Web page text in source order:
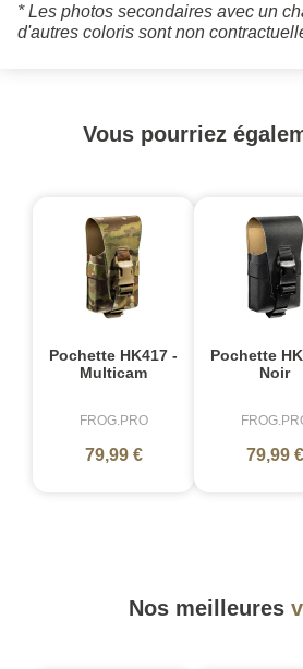
* Les photos secondaires avec un
d'autres coloris sont non
Vous pourriez
Pochette HK417 -
Multicam
FROG.PRO
79,99 €
Pochette
Noir
79,99 €
Nos meilleures